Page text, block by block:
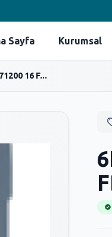
Sayfa Kurumsal
16 F...